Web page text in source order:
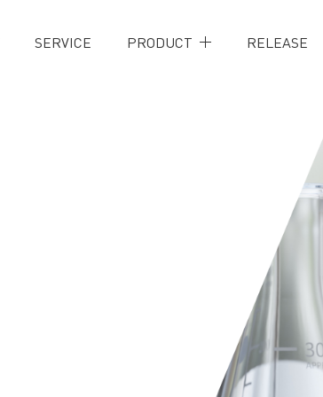
SERVICE PRODUCT RELEASE